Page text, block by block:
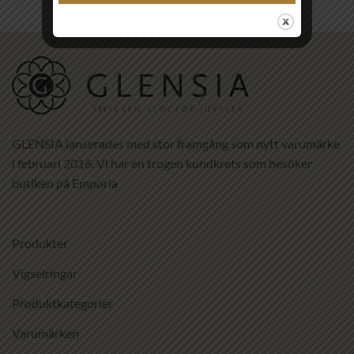
GLENSIA lanserades med stor framgång som nytt varumärke
i februari 2016. Vi har en trogen kundkrets som besöker
butiken på Emporia
Produkter
Vigselringar
Produktkategorier
Varumärken